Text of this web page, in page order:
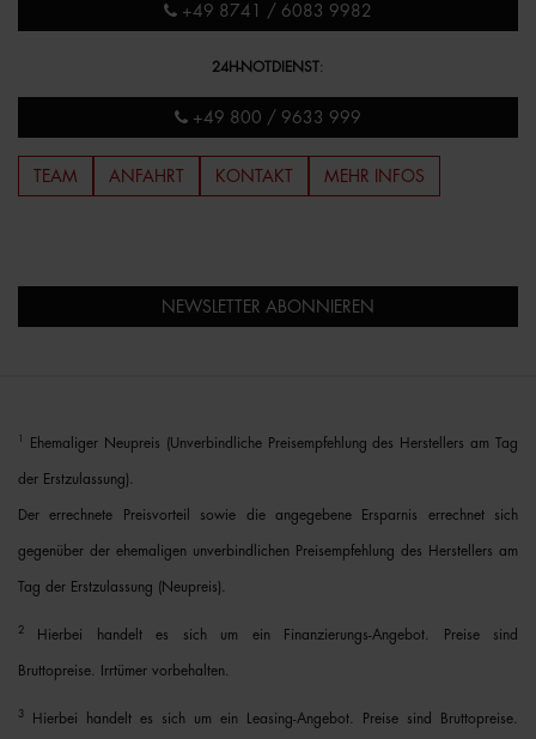
+49 8741 / 6083 9982
24H-NOTDIENST:
+49 800 / 9633 999
TEAM ANFAHRT KONTAKT MEHR INFOS
NEWSLETTER ABONNIEREN
Ehemaliger Neupreis (Unverbindliche Preisempfehlung des Herstellers am Tag
der Erstzulassung).
Der errechnete Preisvorteil sowie die angegebene Ersparnis errechnet sich
gegenüber der ehemaligen unverbindlichen Preisempfehlung des Herstellers am
Tag der Erstzulassung (Neupreis).
2 Hierbei handelt es sich um ein Finanzierungs-Angebot. Preise sind
Bruttopreise. Irrtümer vorbehalten.
3 Hierbei handelt es sich um ein Leasing-Angebot. Preise sind Bruttopreise.